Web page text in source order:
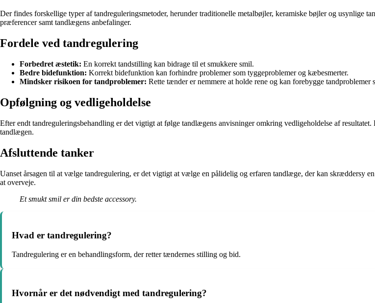
Der findes forskellige typer af tandreguleringsmetoder, herunder traditionelle metalbøjler, keramiske bøjler og usynlige
præferencer samt tandlægens anbefalinger.
Fordele ved tandregulering
Forbedret æstetik: En korrekt tandstilling kan bidrage til et smukkere smil.
Bedre bidefunktion: Korrekt bidefunktion kan forhindre problemer som tyggeproblemer og kæbesmerter.
Mindsker risikoen for tandproblemer: Rette tænder er nemmere at holde rene og kan forebygge tandproblemer
Opfølgning og vedligeholdelse
Efter endt tandreguleringsbehandling er det vigtigt at følge tandlægens anvisninger omkring vedligeholdelse af
tandlægen.
Afsluttende tanker
Uanset årsagen til at vælge tandregulering, er det vigtigt at vælge en pålidelig og erfaren tandlæge, der kan skræddersy
at overveje.
Et smukt smil er din bedste accessory.
Hvad er tandregulering?
Tandregulering er en behandlingsform, der retter tændernes stilling og bid.
Hvornår er det nødvendigt med tandregulering?